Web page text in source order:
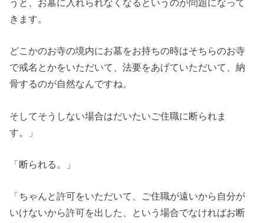
うと、お墓に入れられなくなるというのが問題になって
きます。
どこかのお寺の境内にお墓をお持ちの時はそちらのお寺
で戒名とかをいただいて、法要をあげていただいて、納
骨するのが自然なんですね。
そしてそうしない場合はだいたいご住職に断られま
す。」
「断られる。」
「ちゃんと許可をいただいて、ご住職が遠いから自分が
いけないから許可を出した、という場合でなければお断